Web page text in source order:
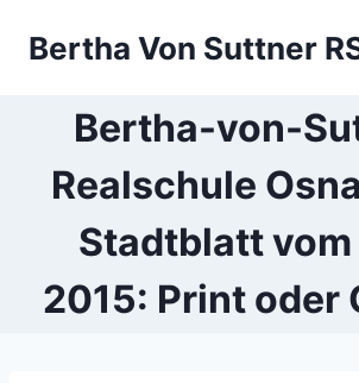
InhaltBertha Von Suttner
Bertha-von-
Realschule
Stadtblatt vom
2015: Print oder